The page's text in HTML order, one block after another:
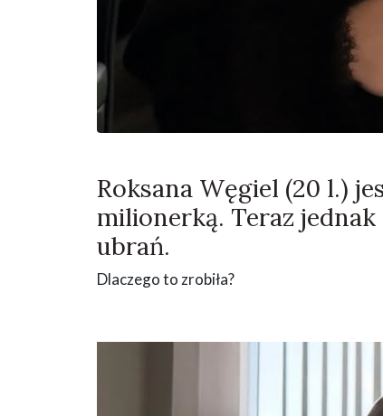
Roksana Węgiel (20 l.)
milionerką. Teraz
ubrań.
Dlaczego to zrobiła?